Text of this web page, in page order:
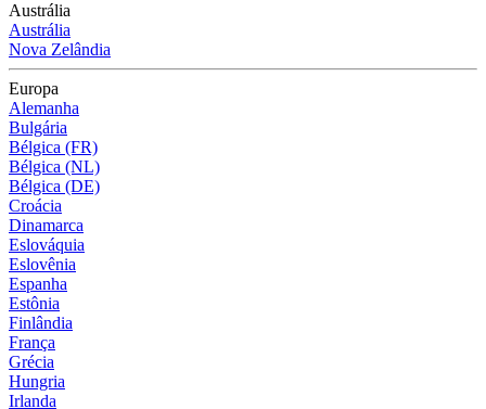
Austrália
Austrália
Nova Zelândia
Europa
Alemanha
Bulgária
Bélgica (FR)
Bélgica (NL)
Bélgica (DE)
Croácia
Dinamarca
Eslováquia
Eslovênia
Espanha
Estônia
Finlândia
França
Grécia
Hungria
Irlanda